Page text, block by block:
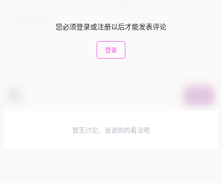
您必须登录或注册以后才能发表评论
登录
暂无讨论，说说你的看法吧